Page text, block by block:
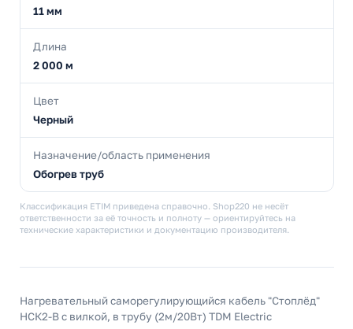
11 мм
Длина
2 000 м
Цвет
Черный
Назначение/область применения
Обогрев труб
Классификация ETIM приведена справочно. Shop220 не несёт
ответственности за её точность и полноту — ориентируйтесь на
технические характеристики и документацию производителя.
Нагревательный саморегулирующийся кабель "Стоплёд"
НСК2-В с вилкой, в трубу (2м/20Вт) TDM Electric